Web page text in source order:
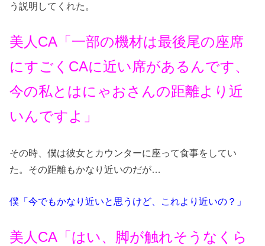
う説明してくれた。
美人CA「一部の機材は最後尾の座席
にすごくCAに近い席があるんです、
今の私とはにゃおさんの距離より近
いんですよ」
その時、僕は彼女とカウンターに座って食事をしてい
た。その距離もかなり近いのだが…
僕「今でもかなり近いと思うけど、これより近いの？」
美人CA「はい、脚が触れそうなくら